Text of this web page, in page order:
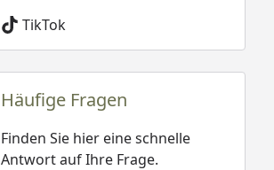
TikTok
Häufige Fragen
Finden Sie hier eine schnelle
Antwort auf Ihre Frage.